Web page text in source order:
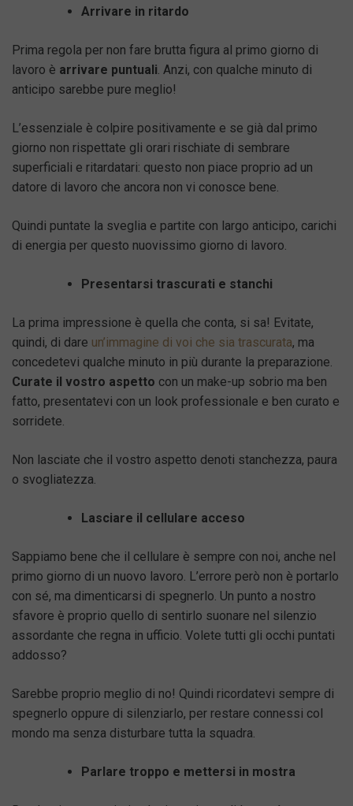
Arrivare in ritardo
Prima regola per non fare brutta figura al primo giorno di
lavoro è arrivare puntuali . Anzi, con qualche minuto di
anticipo sarebbe pure meglio!
L’essenziale è colpire positivamente e se già dal primo
giorno non rispettate gli orari rischiate di sembrare
superficiali e ritardatari: questo non piace proprio ad un
datore di lavoro che ancora non vi conosce bene.
Quindi puntate la sveglia e partite con largo anticipo, carichi
di energia per questo nuovissimo giorno di lavoro.
Presentarsi trascurati e stanchi
La prima impressione è quella che conta, si sa! Evitate,
quindi, di dare un’immagine di voi che sia trascurata, ma
concedetevi qualche minuto in più durante la preparazione.
Curate il vostro aspetto con un make-up sobrio ma ben
fatto, presentatevi con un look professionale e ben curato e
sorridete.
Non lasciate che il vostro aspetto denoti stanchezza, paura
o svogliatezza.
Lasciare il cellulare acceso
Sappiamo bene che il cellulare è sempre con noi, anche nel
primo giorno di un nuovo lavoro. L’errore però non è portarlo
con sé, ma dimenticarsi di spegnerlo. Un punto a nostro
sfavore è proprio quello di sentirlo suonare nel silenzio
assordante che regna in ufficio. Volete tutti gli occhi puntati
addosso?
Sarebbe proprio meglio di no! Quindi ricordatevi sempre di
spegnerlo oppure di silenziarlo, per restare connessi col
mondo ma senza disturbare tutta la squadra.
Parlare troppo e mettersi in mostra